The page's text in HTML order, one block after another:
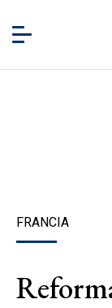
FRANCIA